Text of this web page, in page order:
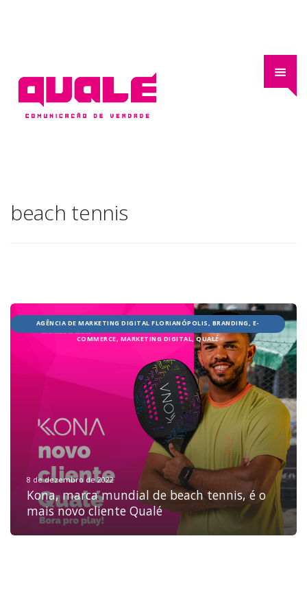
JOBS
TECH
BLOG
DEPOIMENTOS
CONTATO
beach tennis
AGÊNCIA DE MARKETING DIGITAL FLORIANÓPOLIS, BRANDING, E-
COMMERCE, MARKETING DIGITAL, QUALÉ
8 de dezembro de 2022
Kona, marca mundial de beach tennis, é o
mais novo cliente Qualé